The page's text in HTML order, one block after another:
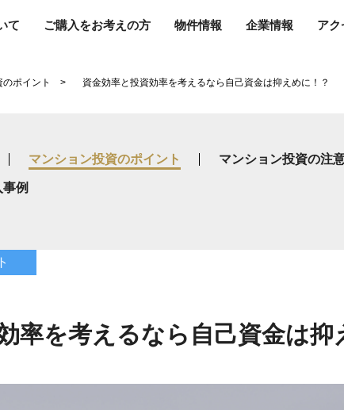
て ご購入をお考えの方 物件情報 企業情報 アク
ポイント 資金効率と投資効率を考えるなら自己資金は抑えめに！？
マンション投資のポイント マンション投資の注
例
率を考えるなら自己資金は抑